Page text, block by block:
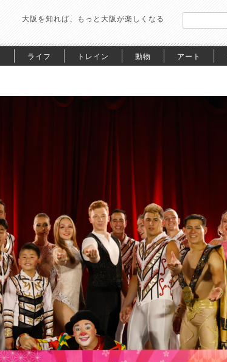
大阪を知れば、もっと大阪が楽しくなる
ライフ トレイン 動物 アート